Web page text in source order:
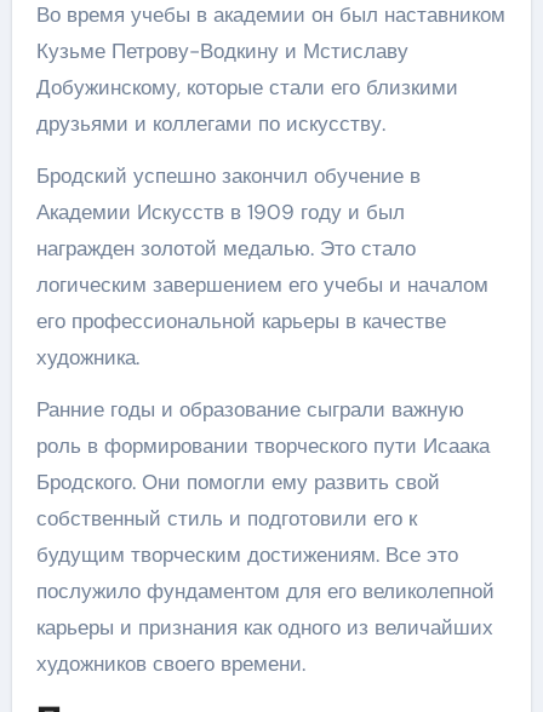
Во время учебы в академии он был наставником
Кузьме Петрову-Водкину и Мстиславу
Добужинскому, которые стали его близкими
друзьями и коллегами по искусству.
Бродский успешно закончил обучение в
Академии Искусств в 1909 году и был
награжден золотой медалью. Это стало
логическим завершением его учебы и началом
его профессиональной карьеры в качестве
художника.
Ранние годы и образование сыграли важную
роль в формировании творческого пути Исаака
Бродского. Они помогли ему развить свой
собственный стиль и подготовили его к
будущим творческим достижениям. Все это
послужило фундаментом для его великолепной
карьеры и признания как одного из величайших
художников своего времени.